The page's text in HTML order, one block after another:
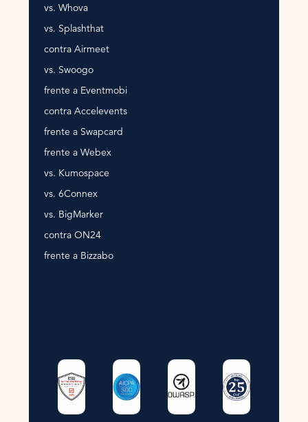
vs. Whova
vs. Splashthat
contra Airmeet
vs. Swoogo
frente a Eventmobi
contra Accelevents
frente a Swapcard
frente a Webex
vs. Kumospace
vs. 6Connex
vs. BigMarker
contra ON24
frente a Bizzabo